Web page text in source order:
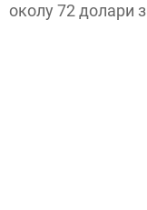
околу 72 долари